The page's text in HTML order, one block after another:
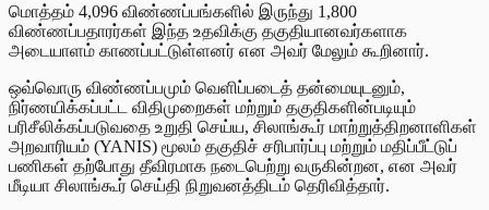
மொத்தம் 4,096 விண்ணப்பங்களில் இருந்து 1,800
விண்ணப்பதாரர்கள் இந்த உதவிக்கு தகுதியானவர்களாக
அடையாளம் காணப்பட்டுள்ளனர் என அவர் மேலும் கூறினார்.
ஒவ்வொரு விண்ணப்பமும் வெளிப்படைத் தன்மையுடனும்,
நிர்ணயிக்கப்பட்ட விதிமுறைகள் மற்றும் தகுதிகளின்படியும்
பரிசீலிக்கப்படுவதை உறுதி செய்ய, சிலாங்கூர் மாற்றுத்திறனாளிகள்
அறவாரியம் (YANIS) மூலம் தகுதிச் சரிபார்ப்பு மற்றும் மதிப்பீட்டுப்
பணிகள் தற்போது தீவிரமாக நடைபெற்று வருகின்றன, என அவர்
மீடியா சிலாங்கூர் செய்தி நிறுவனத்திடம் தெரிவித்தார்.